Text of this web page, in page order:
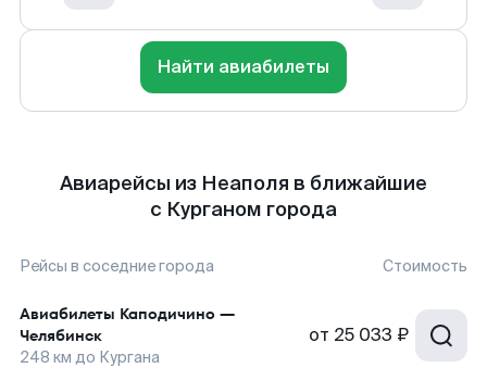
Найти авиабилеты
Авиарейсы из Неаполя в ближайшие
с Курганом города
Рейсы в соседние города Стоимость
Авиабилеты Каподичино —
Челябинск
248 км до Кургана
от 25 033 ₽